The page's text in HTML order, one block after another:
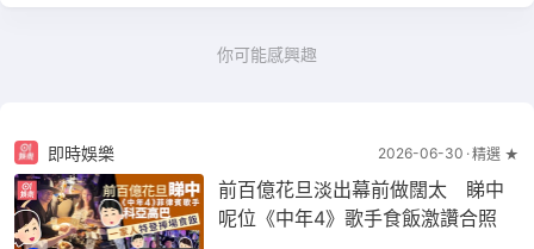
你可能感興趣
即時娛樂 2026-06-30 精選 ★
前百億花旦淡出幕前做闊太 睇中
呢位《中年4》歌手食飯激讚合照